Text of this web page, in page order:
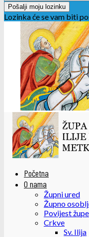
Lozinka će se vam biti
Početna
O nama
Župni ured
Župno
Povijest župe
Crkve
Sv. Ilija